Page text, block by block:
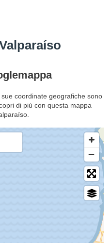
coordinate geografiche sono
di più con questa mappa